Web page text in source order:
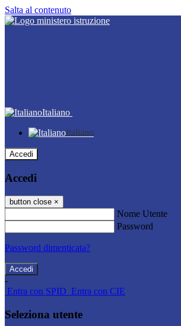
Salta al contenuto
Italiano
Italiano
Accedi
Accedi
button close ×
Nome Utente
Password
Password dimenticata?
-
Entra con SPID Entra con CIE
Seleziona utente